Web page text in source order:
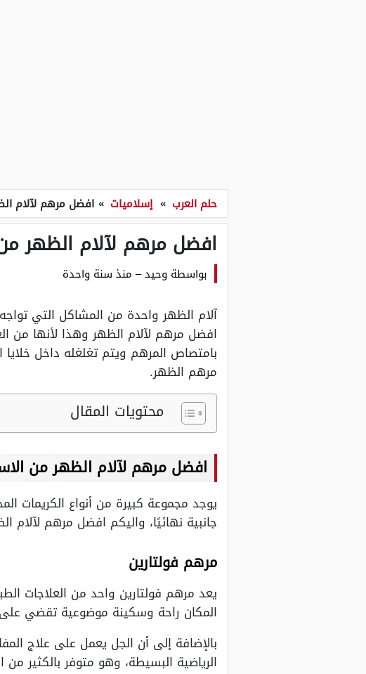
حلم العرب » إسلاميات » افضل مرهم لآلام
افضل مرهم لآلام الظهر
بواسطة وحيد– منذ سنة واحدة
آلام الظهر واحدة من المشاكل التي
افضل مرهم لآلام الظهر وهذا لأنها من
بامتصاص المرهم ويتم تغلغله داخل
مرهم الظهر.
محتويات المقال
افضل مرهم لآلام الظهر من
يوجد مجموعة كبيرة من أنواع الكريمات
جانبية نهائيًا، واليكم افضل مرهم لآلام
مرهم فولتارين
يعد مرهم فولتارين واحد من العلاجات
المكان راحة وسكينة موضوعية تقضي على
بالإضافة إلى أن الجل يعمل على علاج
الرياضية البسيطة، وهو متوفر بالكثير من